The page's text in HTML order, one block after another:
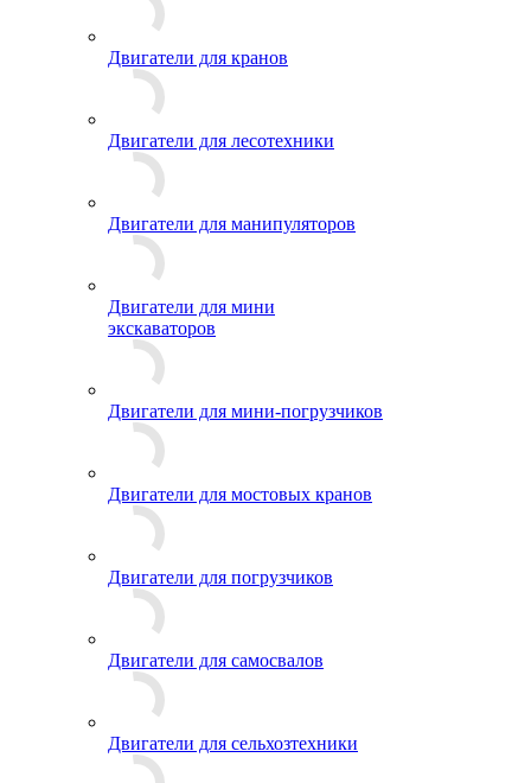
Двигатели для кранов
Двигатели для лесотехники
Двигатели для манипуляторов
Двигатели для мини
экскаваторов
Двигатели для мини-погрузчиков
Двигатели для мостовых кранов
Двигатели для погрузчиков
Двигатели для самосвалов
Двигатели для сельхозтехники